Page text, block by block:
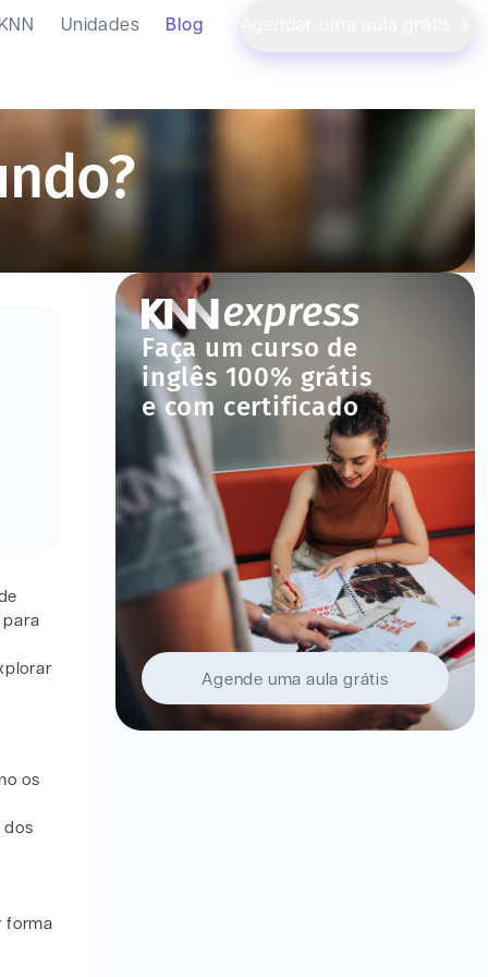
Unidades Blog
Faça um curso de
inglês 100% grátis
e com certificado
Agende uma aula grátis
para
os
dos
forma